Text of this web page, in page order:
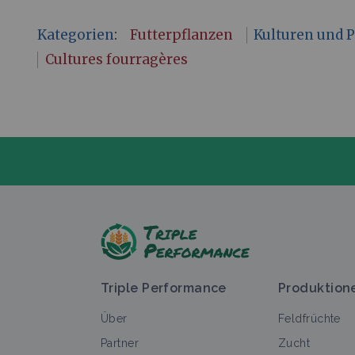
Kategorien: Futterpflanzen
Kulturen und
Cultures fourragères
Triple Performance
Über
Partner
Feldfrüchte
Zucht